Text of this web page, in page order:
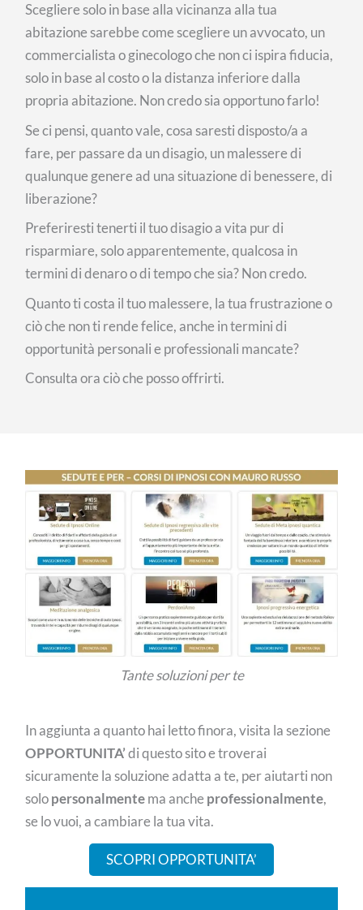
Scegliere solo in base alla vicinanza alla tua
abitazione sarebbe come scegliere un avvocato, un
commercialista o ginecologo che non ci ispira fiducia,
solo in base al costo o la distanza inferiore dalla
propria abitazione. Non credo sia opportuno farlo!
Se ci pensi, quanto vale, cosa saresti disposto/a a
fare, per passare da un disagio, un malessere di
qualunque genere ad una situazione di benessere, di
liberazione?
Preferiresti tenerti il tuo disagio a vita pur di
risparmiare, solo apparentemente, qualcosa in
termini di denaro o di tempo che sia? Non credo.
Quanto ti costa il tuo malessere, la tua frustrazione o
ciò che non ti rende felice, anche in termini di
opportunità personali e professionali mancate?
Consulta ora ciò che posso offrirti.
Tante soluzioni per te
In aggiunta a quanto hai letto finora, visita la sezione
OPPORTUNITA’di questo sito e troverai
sicuramente la soluzione adatta a te, per aiutarti non
solopersonalmentema ancheprofessionalmente,
se lo vuoi, a cambiare la tua vita.
SCOPRI OPPORTUNITA’